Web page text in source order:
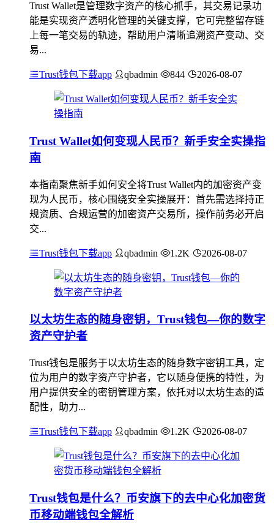
Trust Wallet是管理数字资产的核心抓手，其交易记录功
能是实现资产透明化管理的关键支撑，它可完整留存链
上每一笔交易的轨迹，帮助用户清晰追溯资产变动、交
易...
Trust钱包下载app qbadmin 844 2026-08-07
Trust Wallet如何变现人民币？新手安全实操指
南
本指南聚焦新手如何安全将Trust Wallet内的加密资产变
现为人民币，核心围绕安全实操展开：首先需选择持正
规资质、合规运营的加密资产交易所，操作前务必开启
交...
Trust钱包下载app qbadmin 1.2K 2026-08-07
以太坊生态的随身密钥，Trust钱包—你的数字
资产守护者
Trust钱包是服务于以太坊生态的随身数字密钥工具，定
位为用户的数字资产守护者，它以随身便携的特性，为
用户提供安全的密钥管理方案，依托对以太坊生态的适
配性，助力...
Trust钱包下载app qbadmin 1.2K 2026-08-07
Trust钱包是什么？币安旗下的去中心化加密货
币移动端钱包全解析